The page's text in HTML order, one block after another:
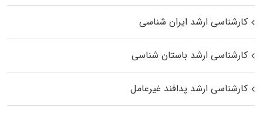
کارشناسی ارشد ایران شناسی
کارشناسی ارشد باستان شناسی
کارشناسی ارشد پدافند غیرعامل